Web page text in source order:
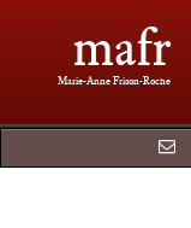
mafr
Marie-Anne Frison-Roche